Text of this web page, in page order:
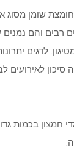
לדגים
סיכון
חמצון בכמות